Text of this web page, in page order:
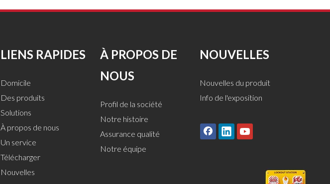
LIENS RAPIDES
Domicile
Des produits
Solutions
À propos de nous
Un service
Télécharger
Nouvelles
À PROPOS DE
NOUS
Profil de la société
Notre histoire
Assurance qualité
Notre équipe
NOUVELLES
Nouvelles du produit
Info de l'exposition